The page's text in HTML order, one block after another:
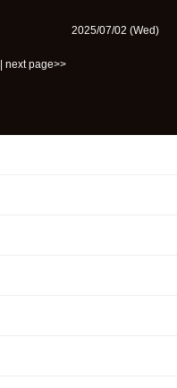
2025/07/02 (Wed)
next page>>